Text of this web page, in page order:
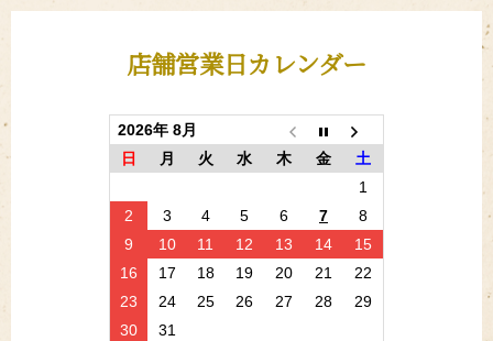
店舗営業日カレンダー
2026年 8月
日
月 火 水 木 金
土
1
2
3 4 5 6 7
8
9
10 11 12 13 14
15
16
17 18 19 20 21
22
23
24 25 26 27 28
29
30
31